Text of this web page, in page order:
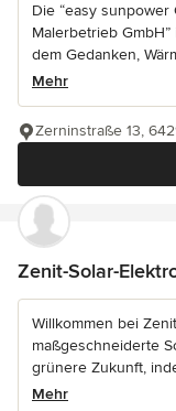
Die “easy sunpower
Malerbetrieb
dem Gedanken,
Mehr
Zerninstraße 13,
Zenit-Solar-
Willkommen bei
maßgeschneiderte
grünere Zukunft,
Mehr